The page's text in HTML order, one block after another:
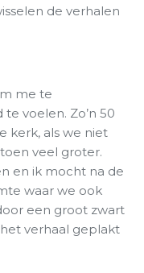
de verhalen
me te
voelen. Zo’n 50
kerk, als we niet
veel groter.
en ik mocht na de
waar we ook
een groot zwart
verhaal geplakt